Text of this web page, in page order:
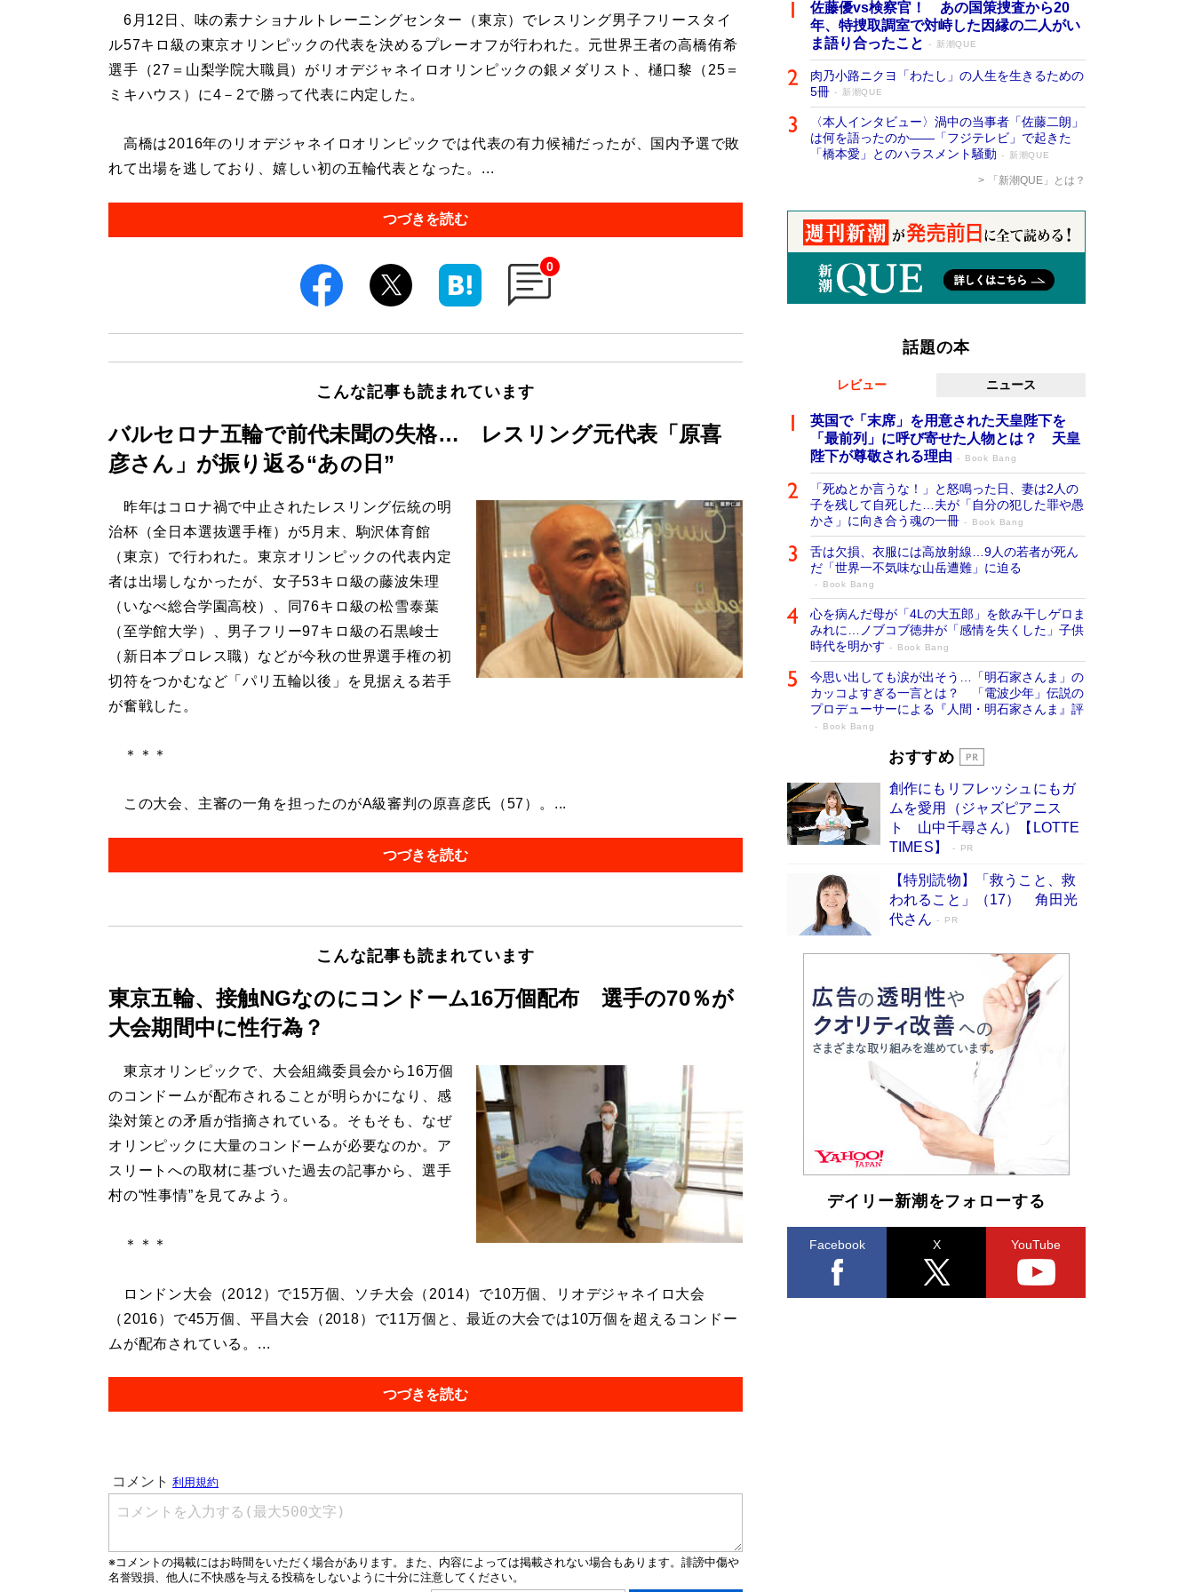
6月12日、味の素ナショナルトレーニングセンター（東京）でレスリング男子フリースタイ
ル57キロ級の東京オリンピックの代表を決めるプレーオフが行われた。元世界王者の高橋侑希
選手（27＝山梨学院大職員）がリオデジャネイロオリンピックの銀メダリスト、樋口黎（25＝
ミキハウス）に4－2で勝って代表に内定した。
高橋は2016年のリオデジャネイロオリンピックでは代表の有力候補だったが、国内予選で敗
れて出場を逃しており、嬉しい初の五輪代表となった。...
つづきを読む
0
こんな記事も読まれています
バルセロナ五輪で前代未聞の失格… レスリング元代表「原喜
彦さん」が振り返る“あの日”
昨年はコロナ禍で中止されたレスリング伝統の明
治杯（全日本選抜選手権）が5月末、駒沢体育館
（東京）で行われた。東京オリンピックの代表内定
者は出場しなかったが、女子53キロ級の藤波朱理
（いなべ総合学園高校）、同76キロ級の松雪泰葉
（至学館大学）、男子フリー97キロ級の石黒峻士
（新日本プロレス職）などが今秋の世界選手権の初
切符をつかむなど「パリ五輪以後」を見据える若手
が奮戦した。
＊＊＊
この大会、主審の一角を担ったのがA級審判の原喜彦氏（57）。...
つづきを読む
こんな記事も読まれています
東京五輪、接触NGなのにコンドーム16万個配布 選手の70％が
大会期間中に性行為？
東京オリンピックで、大会組織委員会から16万個
のコンドームが配布されることが明らかになり、感
染対策との矛盾が指摘されている。そもそも、なぜ
オリンピックに大量のコンドームが必要なのか。ア
スリートへの取材に基づいた過去の記事から、選手
村の“性事情”を見てみよう。
＊＊＊
ロンドン大会（2012）で15万個、ソチ大会（2014）で10万個、リオデジャネイロ大会
（2016）で45万個、平昌大会（2018）で11万個と、最近の大会では10万個を超えるコンドー
ムが配布されている。...
つづきを読む
佐藤優vs検察官！ あの国策捜査から20
年、特捜取調室で対峙した因縁の二人がい
ま語り合ったこと
新潮QUE
肉乃小路ニクヨ「わたし」の人生を生きるための
5冊
新潮QUE
〈本人インタビュー〉渦中の当事者「佐藤二朗」
は何を語ったのか――「フジテレビ」で起きた
「橋本愛」とのハラスメント騒動
新潮QUE
「新潮QUE」とは？
話題の本
レビュー ニュース
英国で「末席」を用意された天皇陛下を
「最前列」に呼び寄せた人物とは？ 天皇
陛下が尊敬される理由
Book Bang
「死ぬとか言うな！」と怒鳴った日、妻は2人の
子を残して自死した…夫が「自分の犯した罪や愚
かさ」に向き合う魂の一冊
Book Bang
舌は欠損、衣服には高放射線…9人の若者が死ん
だ「世界一不気味な山岳遭難」に迫る
Book Bang
心を病んだ母が「4Lの大五郎」を飲み干しゲロま
みれに…ノブコブ徳井が「感情を失くした」子供
時代を明かす
Book Bang
今思い出しても涙が出そう…「明石家さんま」の
カッコよすぎる一言とは？ 「電波少年」伝説の
プロデューサーによる『人間・明石家さんま』評
Book Bang
「叱って伸びるやつは、褒めたらもっと伸
た“人を育てるコツ”…芸への考え方を明か
す
Book Bang
「『火垂るの墓』は、大嘘である」原作者が抱き
続けた“自責の念”とは…「自己憐憫は描きたくな
い」監督が徹底的にこだわったこと（後編） #
戦争の記憶
Book Bang
美輪明宏 晩年の回答を集めた『ほほえんで生き
るための人生相談』がランクイン［エンターテイ
メントベストセラー］
Book Bang
「宇宙兄弟」最終46巻がベストセラー1位 宇宙
開発への関心を押し上げた18年の物語に幕 特装
版には「宇宙で描かれたマンガ」も収録
Book Bang
「不意に涙が出そうに…」高嶋政伸が明かし
た“13歳の娘を暴行する役”への葛藤 インティマ
シーコーディネーターに支えられたNHK『大奥』
Book Bang
おすすめ
創作にもリフレッシュにもガ
ムを愛用（ジャズピアニス
ト 山中千尋さん）【LOTTE
TIMES】
PR
【特別読物】「救うこと、救
われること」（17） 角田光
代さん
PR
デイリー新潮をフォローする
Facebook X YouTube